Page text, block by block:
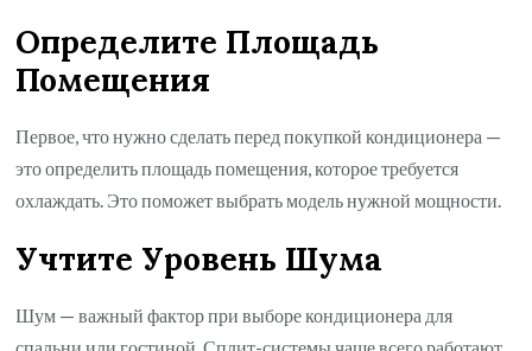
Определите Площадь
Помещения
Первое, что нужно сделать перед покупкой кондиционера —
это определить площадь помещения, которое требуется
охлаждать. Это поможет выбрать модель нужной мощности.
Учтите Уровень Шума
Шум — важный фактор при выборе кондиционера для